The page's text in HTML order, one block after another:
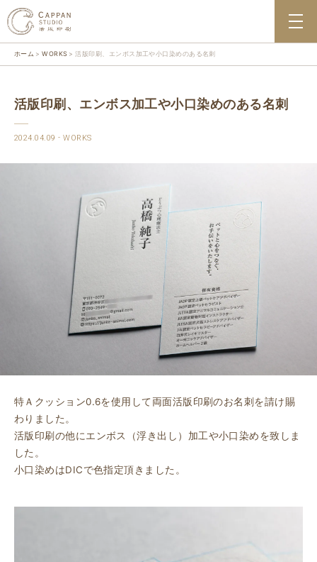
ホーム WORKS 活版印刷、エンボス加工や小口染めのある名刺
活版印刷、エンボス加工や小口染めのある名刺
2024.04.09 WORKS
特Ａクッション0.6を使用して両面活版印刷のお名刺を請け賜
わりました。
活版印刷の他にエンボス（浮き出し）加工や小口染めを致しま
した。
小口染めはDICで色指定頂きました。